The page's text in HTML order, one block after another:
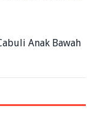
Anak Bawah